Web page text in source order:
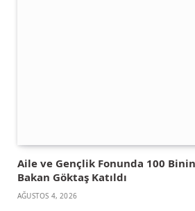
Aile ve Gençlik Fonunda 100
Bakan Göktaş Katıldı
AĞUSTOS 4, 2026